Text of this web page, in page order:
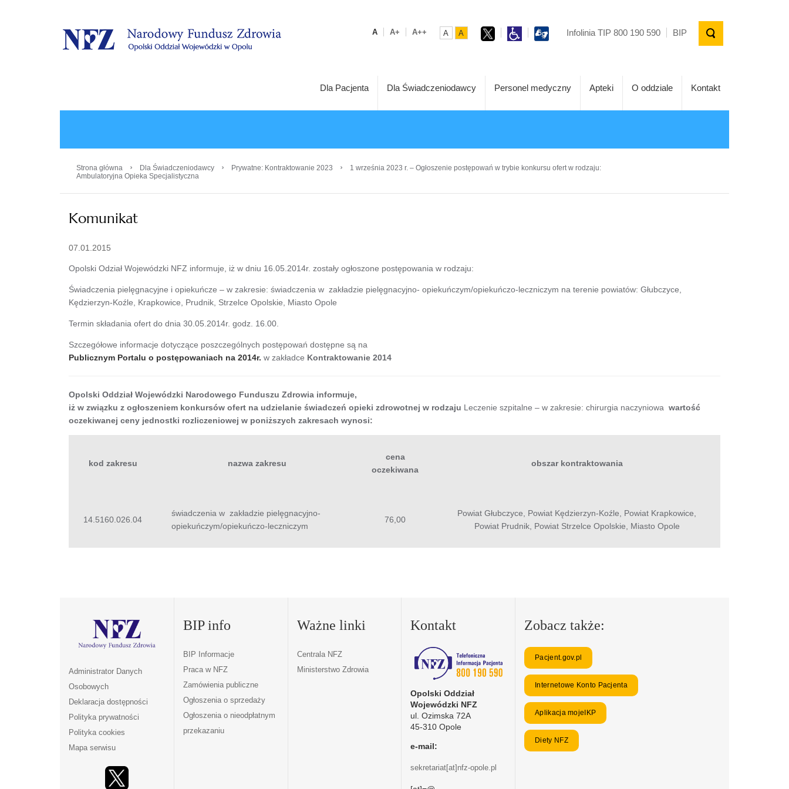
. A A+ A++ A A Infolinia TIP 800 190 590 BIP
Dla Pacjenta Dla Świadczeniodawcy Personel medyczny Apteki O oddziale Kontakt
Strona główna › Dla Świadczeniodawcy › Prywatne: Kontraktowanie 2023 ›
1 września 2023 r. – Ogłoszenie postępowań w trybie konkursu ofert w rodzaju:
Ambulatoryjna Opieka Specjalistyczna
Komunikat
07.01.2015
Opolski Odział Wojewódzki NFZ informuje, iż w dniu 16.05.2014r. zostały ogłoszone postępowania w rodzaju:
Świadczenia pielęgnacyjne i opiekuńcze – w zakresie: świadczenia w zakładzie pielęgnacyjno- opiekuńczym/opiekuńczo-leczniczym na terenie powiatów: Głubczyce,
Kędzierzyn-Koźle, Krapkowice, Prudnik, Strzelce Opolskie, Miasto Opole
Termin składania ofert do dnia 30.05.2014r. godz. 16.00.
Szczegółowe informacje dotyczące poszczególnych postępowań dostępne są na
Publicznym Portalu o postępowaniach na 2014r. w zakładce Kontraktowanie 2014
Opolski Oddział Wojewódzki Narodowego Funduszu Zdrowia informuje,
iż w związku z ogłoszeniem konkursów ofert na udzielanie świadczeń opieki zdrowotnej w rodzaju Leczenie szpitalne – w zakresie: chirurgia naczyniowa wartość
oczekiwanej ceny jednostki rozliczeniowej w poniższych zakresach wynosi:
kod zakresu nazwa zakresu
cena
oczekiwana
obszar kontraktowania
14.5160.026.04
świadczenia w zakładzie pielęgnacyjno-
opiekuńczym/opiekuńczo-leczniczym
76,00
Powiat Głubczyce, Powiat Kędzierzyn-Koźle, Powiat Krapkowice,
Powiat Prudnik, Powiat Strzelce Opolskie, Miasto Opole
Administrator Danych
Osobowych
Deklaracja dostępności
Polityka prywatności
Polityka cookies
Mapa serwisu
BIP info
BIP Informacje
Praca w NFZ
Zamówienia publiczne
Ogłoszenia o sprzedaży
Ogłoszenia o nieodpłatnym
przekazaniu
Ważne linki
Centrala NFZ
Ministerstwo Zdrowia
Kontakt
Opolski Oddział
Wojewódzki NFZ
ul. Ozimska 72A
45-310 Opole
e-mail:
sekretariat[at]nfz-opole.pl
Zobacz także:
Pacjent.gov.pl
Internetowe Konto Pacjenta
Aplikacja mojeIKP
Diety NFZ